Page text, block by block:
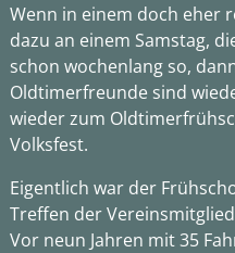
Wenn in einem doch eher
dazu an einem Samstag,
schon wochenlang so,
Oldtimerfreunde sind
wieder zum
Volksfest.
Eigentlich war der
Treffen der
Vor neun Jahren mit 35